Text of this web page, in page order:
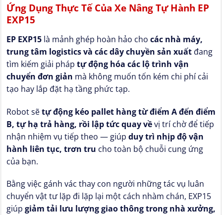
Ứng Dụng Thực Tế Của Xe Nâng Tự Hành EP
EXP15
EP EXP15 là mảnh ghép hoàn hảo cho các nhà máy,
trung tâm logistics và các dây chuyền sản xuấtđang
tìm kiếm giải pháp tự động hóa các lộ trình vận
chuyển đơn giản mà không muốn tốn kém chi phí cải
tạo hay lắp đặt hạ tầng phức tạp.
Robot sẽtự động kéo pallet hàng từ điểm A đến điểm
B, tự hạ trả hàng, rồi lập tức quay vềvị trí chờ để tiếp
nhận nhiệm vụ tiếp theo — giúp duy trì nhịp độ vận
hành liên tục, trơn tru cho toàn bộ chuỗi cung ứng
của bạn.
Bằng việc gánh vác thay con người những tác vụ luân
chuyển vật tư lặp đi lặp lại một cách nhàm chán, EXP15
giúp giảm tải lưu lượng giao thông trong nhà xưởng,